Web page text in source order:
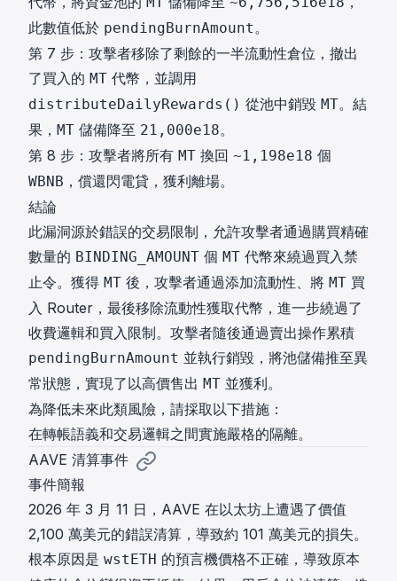
此數值低於 pendingBurnAmount。
第 7 步：攻擊者移除了剩餘的一半流動性倉位，撤出
了買入的 MT 代幣，並調用
distributeDailyRewards() 從池中銷毀 MT。結
果， MT 儲備降至 21,000e18。
第 8 步：攻擊者將所有 MT 換回 ~1,198e18 個
WBNB ，償還閃電貸，獲利離場。
結論
此漏洞源於錯誤的交易限制，允許攻擊者通過購買精確
數量的 BINDING_AMOUNT 個 MT 代幣來繞過買入禁
止令。獲得 MT 後，攻擊者通過添加流動性、將 MT 買
入 Router，最後移除流動性獲取代幣，進一步繞過了
收費邏輯和買入限制。攻擊者隨後通過賣出操作累積
pendingBurnAmount 並執行銷毀，將池儲備推至異
常狀態，實現了以高價售出 MT 並獲利。
為降低未來此類風險，請採取以下措施：
在轉帳語義和交易邏輯之間實施嚴格的隔離。
AAVE 清算事件
事件簡報
2026 年 3 月 11 日，AAVE 在以太坊上遭遇了價值
2,100 萬美元的錯誤清算，導致約 101 萬美元的損失。
根本原因是 wstETH 的預言機價格不正確，導致原本